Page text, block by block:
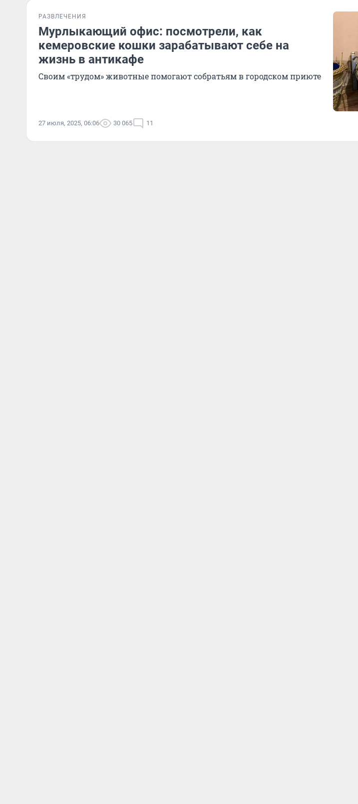
РАЗВЛЕЧЕНИЯ
Мурлыкающий офис: посмотрели, как
кемеровские кошки зарабатывают себе на
жизнь в антикафе
Своим «трудом» животные помогают собратьям в городском приюте
27 июля, 2025, 06:06 30 065 11